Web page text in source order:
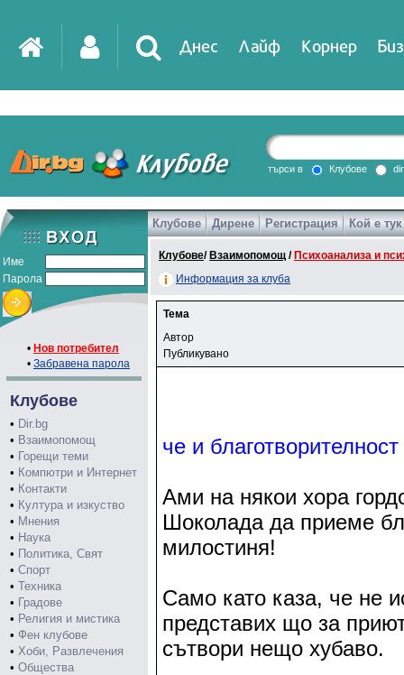
Днес Лайф Корнер
DirTV Impressio
Games
търси в Клубове
Име
Парола
• Нов потребител
• Забравена парола
Клубове
• Dir.bg
• Взаимопомощ
• Горещи теми
• Компютри и Интернет
• Контакти
• Култура и изкуство
• Мнения
• Наука
• Политика, Свят
• Спорт
• Техника
• Градове
• Религия и мистика
• Фен клубове
• Хоби, Развлечения
• Общества
Клубове Дирене Регистрация Кой е тук
Клубове/ Взаимопомощ / Психоанализа и
Информация за клуба
Тема
Автор
Публикувано
че и
Ами на някои хора
Шоколада да приеме
милостиня!
Само като каза, че не
представих що за
сътвори нещо хубаво.